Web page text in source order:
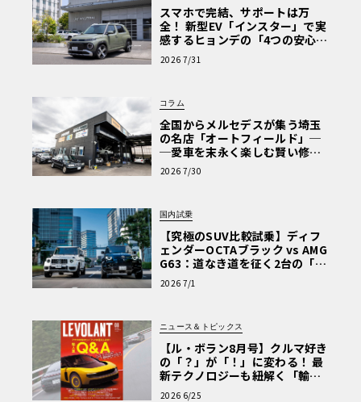
スマホで完結、サポートは万
全！ 新型EV「インスター」で実
感するヒョンデの「4つの安心」
【第1回・ヒョンデ6つの疑問：
Why? Hyundai?】〈PR〉
2026 7/31
コラム
全国からメルセデスが集う埼玉
の名店「オートフィールド」─
─愛車を末永く楽しむ賢い修理
術と、プロがフックス製オイル
を選ぶ理由〈PR〉
2026 7/30
国内試乗
【究極のSUV比較試乗】ディフ
ェンダーOCTAブラック vs AMG
G63：道なき道を征く2台の「対
極的アプローチ」
2026 7/1
ニュース＆トピックス
【ル・ボラン8月号】クルマ好き
の「？」が「！」に変わる！ 最
新テクノロジーも紐解く「輸入
車Q&A」
2026 6/25